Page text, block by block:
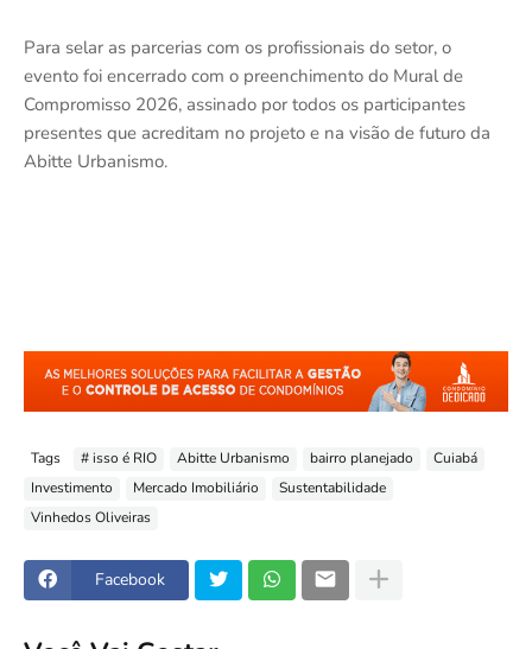
Para selar as parcerias com os profissionais do setor, o
evento foi encerrado com o preenchimento do Mural de
Compromisso 2026, assinado por todos os participantes
presentes que acreditam no projeto e na visão de futuro da
Abitte Urbanismo.
Tags # isso é RIO Abitte Urbanismo bairro planejado
Cuiabá
Investimento
Mercado Imobiliário
Sustentabilidade
Vinhedos Oliveiras
Facebook